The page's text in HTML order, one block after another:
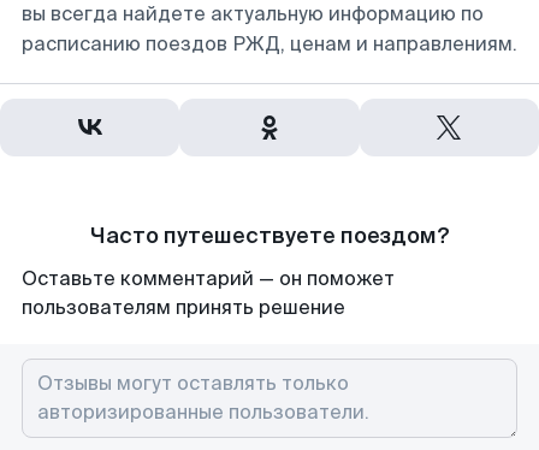
вы всегда найдете актуальную информацию по
расписанию поездов РЖД, ценам и направлениям.
Часто путешествуете поездом?
Оставьте комментарий — он поможет
пользователям принять решение